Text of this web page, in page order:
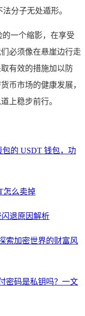
分子无处遁形。
一个缩影，在享受
必须像在悬崖边行走
有效的措施加以防
币市场的健康发展，
上稳步前行。
的 USDT 钱包，功
怎么卖掉
闪退原因解析
索加密世界的财富风
密码是私钥吗？一文